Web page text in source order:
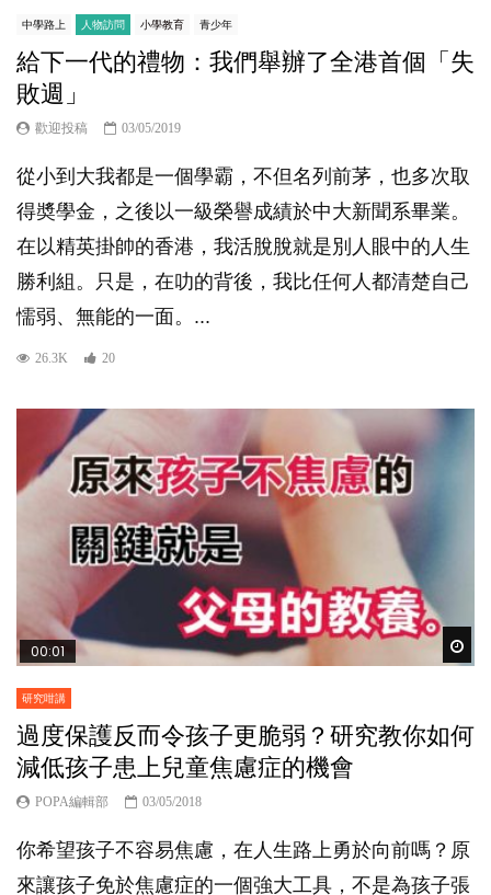
中學路上 人物訪問 小學教育 青少年
給下一代的禮物：我們舉辦了全港首個「失
敗週」
歡迎投稿 03/05/2019
從小到大我都是一個學霸，不但名列前茅，也多次取
得奬學金，之後以一級榮譽成績於中大新聞系畢業。
在以精英掛帥的香港，我活脫脫就是別人眼中的人生
勝利組。只是，在叻的背後，我比任何人都清楚自己
懦弱、無能的一面。...
26.3K 20
00:01
研究咁講
過度保護反而令孩子更脆弱？研究教你如何
減低孩子患上兒童焦慮症的機會
POPA編輯部 03/05/2018
你希望孩子不容易焦慮，在人生路上勇於向前嗎？原
來讓孩子免於焦慮症的一個強大工具，不是為孩子張